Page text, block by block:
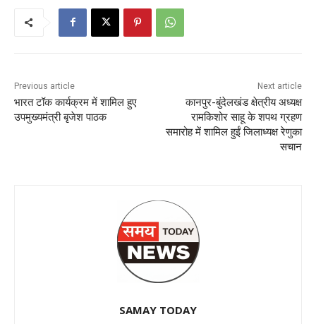
Previous article
भारत टॉक कार्यक्रम में शामिल हुए
उपमुख्यमंत्री बृजेश पाठक
Next article
कानपुर-बुंदेलखंड क्षेत्रीय अध्यक्ष
रामकिशोर साहू के शपथ ग्रहण
समारोह में शामिल हुईं जिलाध्यक्ष रेणुका
सचान
SAMAY TODAY